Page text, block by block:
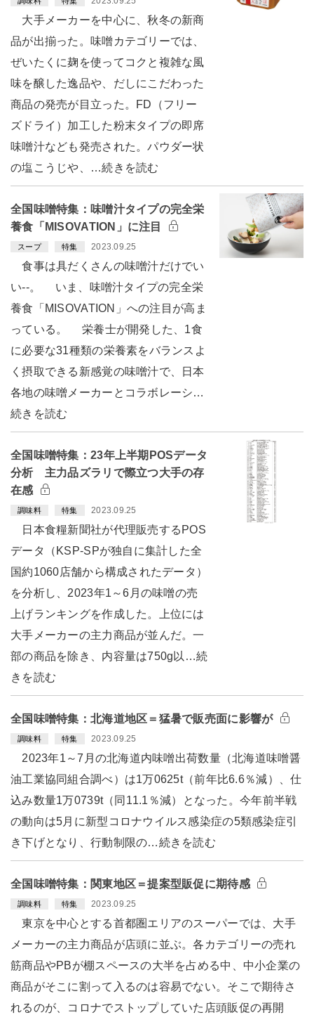
大手メーカーを中心に、秋冬の新商
品が出揃った。味噌カテゴリーでは、
ぜいたくに麹を使ってコクと複雑な風
味を醸した逸品や、だしにこだわった
商品の発売が目立った。FD（フリー
ズドライ）加工した粉末タイプの即席
味噌汁なども発売された。パウダー状
の塩こうじや、…続きを読む
全国味噌特集：味噌汁タイプの完全栄
養食「MISOVATION」に注目
スープ 特集 2023.09.25
食事は具だくさんの味噌汁だけでい
い--。 いま、味噌汁タイプの完全栄
養食「MISOVATION」への注目が高ま
っている。 栄養士が開発した、1食
に必要な31種類の栄養素をバランスよ
く摂取できる新感覚の味噌汁で、日本
各地の味噌メーカーとコラボレーシ…
続きを読む
全国味噌特集：23年上半期POSデータ
分析 主力品ズラリで際立つ大手の存
在感
調味料 特集 2023.09.25
日本食糧新聞社が代理販売するPOS
データ（KSP-SPが独自に集計した全
国約1060店舗から構成されたデータ）
を分析し、2023年1～6月の味噌の売
上げランキングを作成した。上位には
大手メーカーの主力商品が並んだ。一
部の商品を除き、内容量は750g以…続
きを読む
全国味噌特集：北海道地区＝猛暑で販売面に影響が
調味料 特集 2023.09.25
2023年1～7月の北海道内味噌出荷数量（北海道味噌醤
油工業協同組合調べ）は1万0625t（前年比6.6％減）、仕
込み数量1万0739t（同11.1％減）となった。今年前半戦
の動向は5月に新型コロナウイルス感染症の5類感染症引
き下げとなり、行動制限の…続きを読む
全国味噌特集：関東地区＝提案型販促に期待感
調味料 特集 2023.09.25
東京を中心とする首都圏エリアのスーパーでは、大手
メーカーの主力商品が店頭に並ぶ。各カテゴリーの売れ
筋商品やPBが棚スペースの大半を占める中、中小企業の
商品がそこに割って入るのは容易でない。そこで期待さ
れるのが、コロナでストップしていた店頭販促の再開